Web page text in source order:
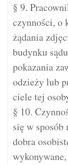
§ 9.
czynności, o
żądania
budynku
pokazania
odzieży lub
ciele tej
§ 10.
się w
dobra